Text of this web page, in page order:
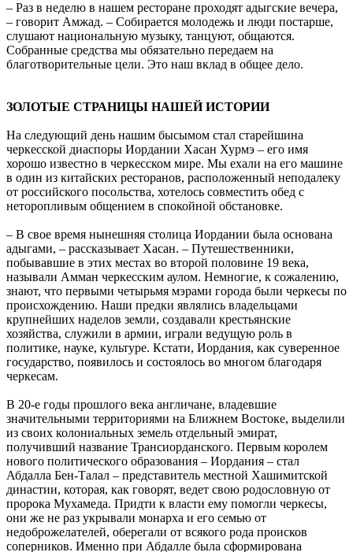
– Раз в неделю в нашем ресторане проходят адыгские вечера,
– говорит Амжад. – Собирается молодежь и люди постарше,
слушают национальную музыку, танцуют, общаются.
Собранные средства мы обязательно передаем на
благотворительные цели. Это наш вклад в общее дело.
ЗОЛОТЫЕ СТРАНИЦЫ НАШЕЙ ИСТОРИИ
На следующий день нашим бысымом стал старейшина
черкесской диаспоры Иордании Хасан Хурмэ – его имя
хорошо известно в черкесском мире. Мы ехали на его машине
в один из китайских ресторанов, расположенный неподалеку
от российского посольства, хотелось совместить обед с
неторопливым общением в спокойной обстановке.
– В свое время нынешняя столица Иордании была основана
адыгами, – рассказывает Хасан. – Путешественники,
побывавшие в этих местах во второй половине 19 века,
называли Амман черкесским аулом. Немногие, к сожалению,
знают, что первыми четырьмя мэрами города были черкесы по
происхождению. Наши предки являлись владельцами
крупнейших наделов земли, создавали крестьянские
хозяйства, служили в армии, играли ведущую роль в
политике, науке, культуре. Кстати, Иордания, как суверенное
государство, появилось и состоялось во многом благодаря
черкесам.
В 20-е годы прошлого века англичане, владевшие
значительными территориями на Ближнем Востоке, выделили
из своих колониальных земель отдельный эмират,
получивший название Трансиорданского. Первым королем
нового политического образования – Иордания – стал
Абдалла Бен-Талал – представитель местной Хашимитской
династии, которая, как говорят, ведет свою родословную от
пророка Мухамеда. Придти к власти ему помогли черкесы,
они же не раз укрывали монарха и его семью от
недоброжелателей, оберегали от всякого рода происков
соперников. Именно при Абдалле была сформирована